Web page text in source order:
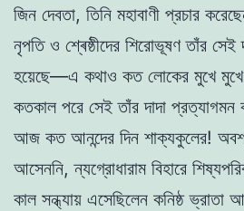
জিন দেবতা, তিনি মহাবাণী প্রচার
নৃপতি ও শ্ৰেষ্ঠীদের শিরোভূষণ তাঁর
হয়েছে—এ কথাও কত লোকের মুখে মুখে
কতকাল পরে সেই তাঁর দাদা প্রত্যাগমন
আজ কত আনন্দের দিন শাক্যকুলের!
আসেননি, ন্যগ্রোধারাম বিহারে
কাল সন্ধ্যায় এসেছিলেন কনিষ্ঠ ভ্রাতা